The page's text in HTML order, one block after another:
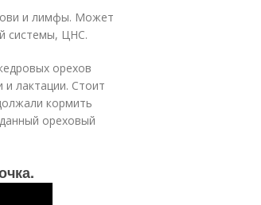
и лимфы. Может
системы, ЦНС.
орехов
лактации. Стоит
кормить
ореховый